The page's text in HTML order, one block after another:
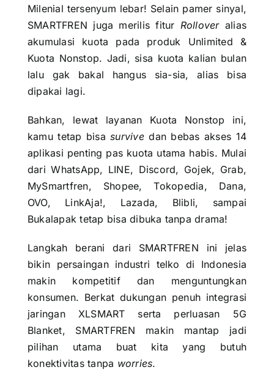
Milenial tersenyum lebar! Selain pamer sinyal,
SMARTFREN juga merilis fitur Rolloveralias
akumulasi kuota pada produk Unlimited &
Kuota Nonstop. Jadi, sisa kuota kalian bulan
lalu gak bakal hangus sia-sia, alias bisa
dipakai lagi.
Bahkan, lewat layanan Kuota Nonstop ini,
kamu tetap bisasurvivedan bebas akses 14
aplikasi penting pas kuota utama habis. Mulai
dari WhatsApp, LINE, Discord, Gojek, Grab,
MySmartfren, Shopee, Tokopedia, Dana,
OVO, LinkAja!, Lazada, Blibli, sampai
Bukalapak tetap bisa dibuka tanpa drama!
Langkah berani dari SMARTFREN ini jelas
bikin persaingan industri telko di Indonesia
makin kompetitif dan menguntungkan
konsumen. Berkat dukungan penuh integrasi
jaringan XLSMART serta perluasan 5G
Blanket, SMARTFREN makin mantap jadi
pilihan utama buat kita yang butuh
konektivitas tanpa worries.